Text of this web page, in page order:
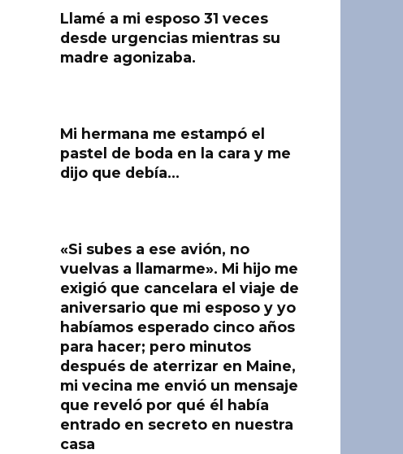
Llamé a mi esposo 31 veces
desde urgencias mientras su
madre agonizaba.
Mi hermana me estampó el
pastel de boda en la cara y me
dijo que debía…
«Si subes a ese avión, no
vuelvas a llamarme». Mi hijo me
exigió que cancelara el viaje de
aniversario que mi esposo y yo
habíamos esperado cinco años
para hacer; pero minutos
después de aterrizar en Maine,
mi vecina me envió un mensaje
que reveló por qué él había
entrado en secreto en nuestra
casa